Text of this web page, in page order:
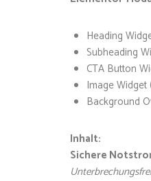
Heading
Subheading
CTA Button
Image Widget
Background
Inhalt:
Sichere